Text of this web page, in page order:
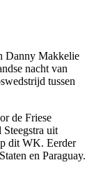
Danny Makkelie
nacht van
tussen
de Friese
Steegstra uit
dit WK. Eerder
en Paraguay.